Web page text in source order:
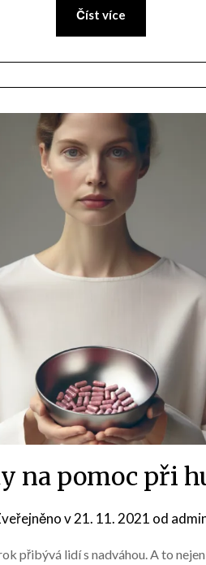
Číst více
na pomoc při
v21. 11. 2021 od
přibývá lidí s nadváhou. A to